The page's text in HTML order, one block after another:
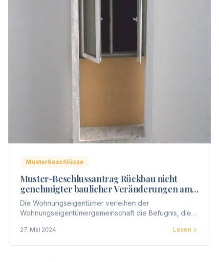
Musterbeschlüsse
Muster-Beschlussantrag Rückbau nicht
genehmigter baulicher Veränderungen am
Gemeinschaftseigentum
Die Wohnungseigentümer verleihen der
Wohnungseigentümergemeinschaft die Befugnis, die
Beseitigung der baulichen Veränderungen geltend zu
27. Mai 2024 Lesen